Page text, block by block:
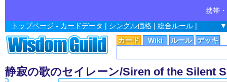
携帯
カード Wiki ルール デッキ
トップページ - カードデータ | シングル価格 | 総合ルール |
静寂の歌のセイレーン/Siren of the Silent